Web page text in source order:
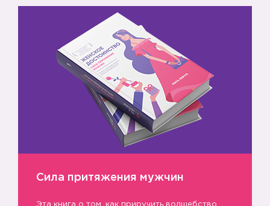
Сила притяжения мужчин
Эта книга о том, как приручить волшебство,